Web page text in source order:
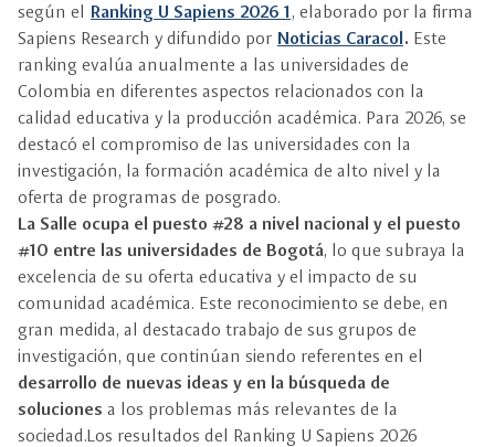
descriptionDescripción
view_carouselMultimedia
según el Ranking U Sapiens 2026 1 , elaborado por la firma
Sapiens Research y difundido por Noticias Caracol. Este
ranking evalúa anualmente a las universidades de
Colombia en diferentes aspectos relacionados con la
calidad educativa y la producción académica. Para 2026, se
destacó el compromiso de las universidades con la
investigación, la formación académica de alto nivel y la
oferta de programas de posgrado.
La Salle ocupa el puesto #28 a nivel nacional y el puesto
#10 entre las universidades de Bogotá, lo que subraya la
excelencia de su oferta educativa y el impacto de su
comunidad académica. Este reconocimiento se debe, en
gran medida, al destacado trabajo de sus grupos de
investigación, que continúan siendo referentes en el
desarrollo de nuevas ideas y en la búsqueda de
soluciones a los problemas más relevantes de la
sociedad.Los resultados del Ranking U Sapiens 2026